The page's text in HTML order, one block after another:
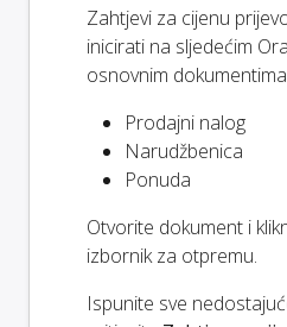
Zahtjevi za cijenu
inicirati na sljedećim
osnovnim
Prodajni nalog
Narudžbenica
Ponuda
Otvorite dokument i
izbornik za otpremu.
Ispunite sve